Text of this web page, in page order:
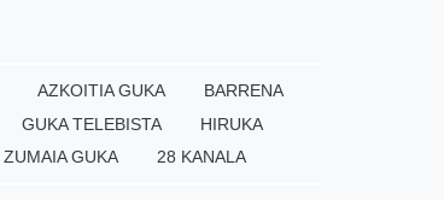
AZKOITIA GUKA
BARRENA
GUKA TELEBISTA
HIRUKA
ZUMAIA GUKA 28 KANALA